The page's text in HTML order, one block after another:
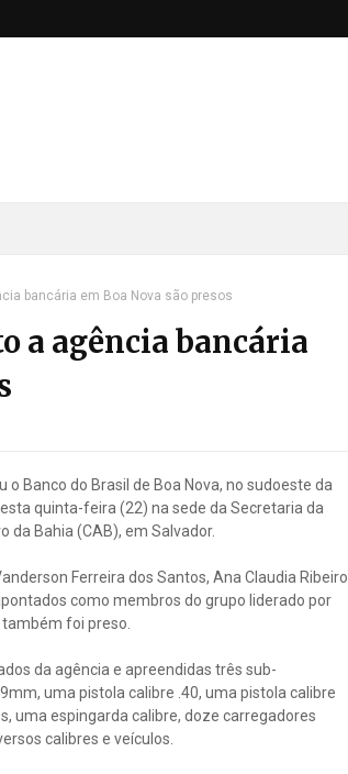
bancária em Boa Nova são presos
a agência bancária
Banco do Brasil de Boa Nova, no sudoeste da
quinta-feira (22) na sede da Secretaria da
da Bahia (CAB), em Salvador.
Ferreira dos Santos, Ana Claudia Ribeiro
como membros do grupo liderado por
também foi preso.
da agência e apreendidas três sub-
uma pistola calibre .40, uma pistola calibre
uma espingarda calibre, doze carregadores
calibres e veículos.